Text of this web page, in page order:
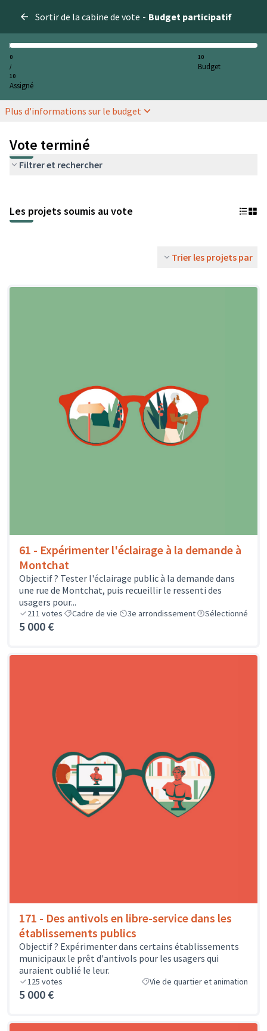
Sortir de la cabine de vote - Budget participatif
0
/
10
Assigné
10
Budget
Plus d'informations sur le budget
Vote terminé
Filtrer et rechercher
Les projets soumis au vote
Trier les projets par
61 - Expérimenter l'éclairage à la demande à
Montchat
Objectif ? Tester l'éclairage public à la demande dans
une rue de Montchat, puis recueillir le ressenti des
usagers pour...
211 votes Cadre de vie 3e arrondissement Sélectionné
5 000 €
171 - Des antivols en libre-service dans les
établissements publics
Objectif ? Expérimenter dans certains établissements
municipaux le prêt d'antivols pour les usagers qui
auraient oublié le leur.
125 votes Vie de quartier et animation
5 000 €